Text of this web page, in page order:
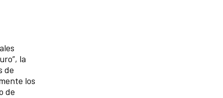
la
de
los
de